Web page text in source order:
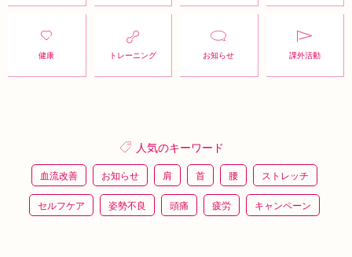
健康 トレーニング お知らせ 課外活動
人気のキーワード
血流改善 お知らせ 肩 首 腰 ストレッチ
セルフケア 姿勢不良 頭痛 疲労 キャンペーン